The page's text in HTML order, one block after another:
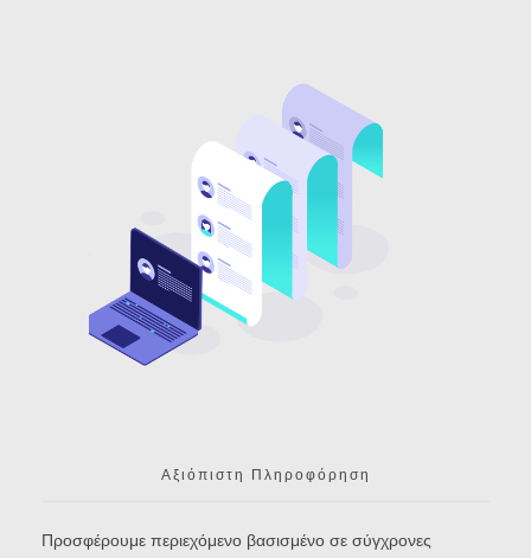
Αξιόπιστη Πληροφόρηση
Προσφέρουμε περιεχόμενο βασισμένο σε σύγχρονες